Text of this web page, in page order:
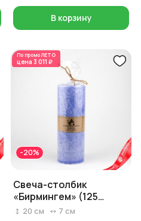
В корзину
По промоЛЕТО
цена 3 011 ₽
-20%
Свеча-столбик
«Бирмингем» (125
часов, пальмовый воск),
20 см 7 см